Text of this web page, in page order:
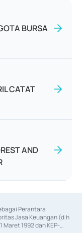
BURSA
CATAT
AND
Perantara
Jasa Keuangan (d.h
Maret 1992 dan KEP-